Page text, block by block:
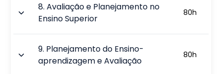
8.Avaliação e Planejamento no
Ensino Superior
80h
9. Planejamento do Ensino-
aprendizagem e Avaliação
80h